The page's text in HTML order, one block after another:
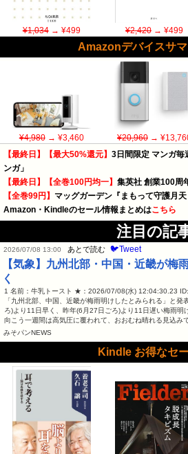
¥1,034→ ¥499 ¥2,420→ ¥499
Amazonデバイスサ
¥4,980→ ¥3,460 ¥20,960→
【最終日】【最大50%還元】 3日間限定 マンガ毎
ンガ」
【最終日】【全巻100円均一】 集英社 創業100周
【全巻99円】 マッグガーデン『まもって守護月天
Amazon・Kindleのセール情報まとめはこちら
注目の記
2026/07/08 13:00 あとで読む 🐦Tweet
【気象】九州北部・中国・近畿が
く
1 名前：牛乳トースト ★：2026/07/08(水) 12:04:30.23
「九州北部、中国、近畿が梅雨明けしたとみられる」と
ろ)より11日早く、昨年(6月27日ごろ)より11日遅い梅雨明
向こう一週間は高気圧に覆われて、おおむね晴れる見込み
みそパンNEWS
Kindle お得なセ